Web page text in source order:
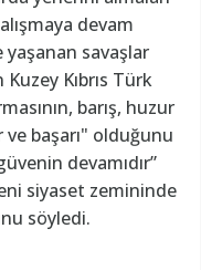
devam
savaşlar
Kıbrıs Türk
barış, huzur
başarı" olduğunu
devamıdır”
siyaset zemininde
söyledi.